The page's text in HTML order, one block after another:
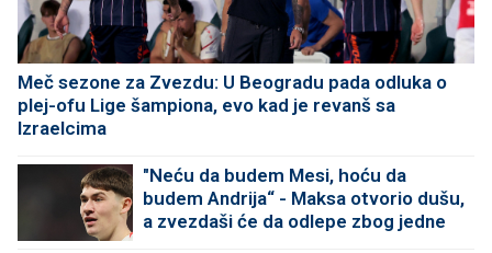
Meč sezone za Zvezdu: U Beogradu pada odluka o
plej-ofu Lige šampiona, evo kad je revanš sa
Izraelcima
"Neću da budem Mesi, hoću da
budem Andrija“ - Maksa otvorio dušu,
a zvezdaši će da odlepe zbog jedne